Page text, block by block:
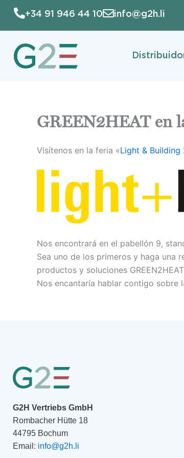
contenido
+34 91 946 44 10 info@g2h.li
GREEN2HEAT en
Visítenos en la feria «Light & Building
Nos encontrará en el pabellón 9,
Sea uno de los primeros y haga una
productos y soluciones
Nos encantaría hablar contigo
G2H Vertriebs GmbH
Rombacher Hütte 18
44795 Bochum
Email: info@g2h.li